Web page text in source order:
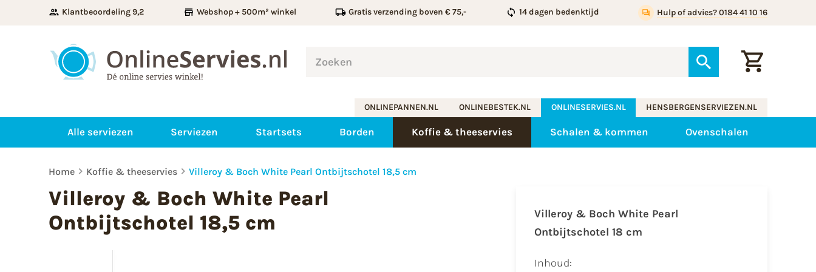
Klantbeoordeling 9,2 Webshop + 500m² winkel Gratis verzending boven € 75,- 14 dagen bedenktijd Hulp of advies? 0184 41 10 16
ONLINEPANNEN.NL ONLINEBESTEK.NL ONLINESERVIES.NL HENSBERGENSERVIEZEN.NL
Alle serviezen Serviezen Startsets Borden Koffie & theeservies Schalen & kommen Ovenschalen
Home Koffie & theeservies Villeroy & Boch White Pearl Ontbijtschotel 18,5 cm
Villeroy & Boch White Pearl
Ontbijtschotel 18,5 cm
Villeroy & Boch White Pearl
Ontbijtschotel 18 cm
Inhoud: